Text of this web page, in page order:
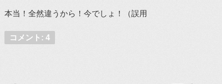
本当！全然違うから！今でしょ！（誤用
コメント: 4